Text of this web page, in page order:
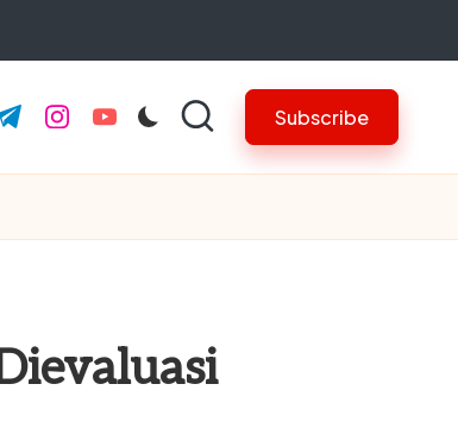
instagram.com
youtube.com Subscribe